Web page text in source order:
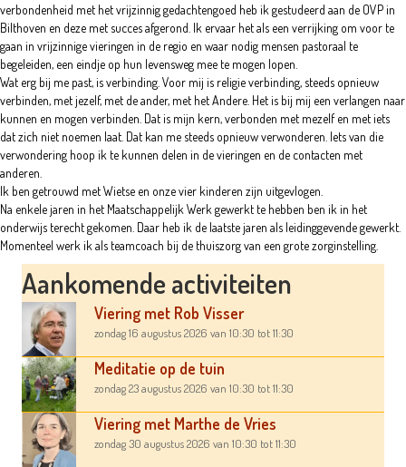
verbondenheid met het vrijzinnig gedachtengoed heb ik gestudeerd aan de OVP in
Bilthoven en deze met succes afgerond. Ik ervaar het als een verrijking om voor te
gaan in vrijzinnige vieringen in de regio en waar nodig mensen pastoraal te
begeleiden, een eindje op hun levensweg mee te mogen lopen.
Wat erg bij me past, is verbinding. Voor mij is religie verbinding, steeds opnieuw
verbinden, met jezelf, met de ander, met het Andere. Het is bij mij een verlangen naar
kunnen en mogen verbinden. Dat is mijn kern, verbonden met mezelf en met iets
dat zich niet noemen laat. Dat kan me steeds opnieuw verwonderen. Iets van die
verwondering hoop ik te kunnen delen in de vieringen en de contacten met
anderen.
Ik ben getrouwd met Wietse en onze vier kinderen zijn uitgevlogen.
Na enkele jaren in het Maatschappelijk Werk gewerkt te hebben ben ik in het
onderwijs terecht gekomen. Daar heb ik de laatste jaren als leidinggevende gewerkt.
Momenteel werk ik als teamcoach bij de thuiszorg van een grote zorginstelling.
Aankomende activiteiten
Viering met Rob Visser
zondag 16 augustus 2026 van 10:30 tot 11:30
Meditatie op de tuin
zondag 23 augustus 2026 van 10:30 tot 11:30
Viering met Marthe de Vries
zondag 30 augustus 2026 van 10:30 tot 11:30